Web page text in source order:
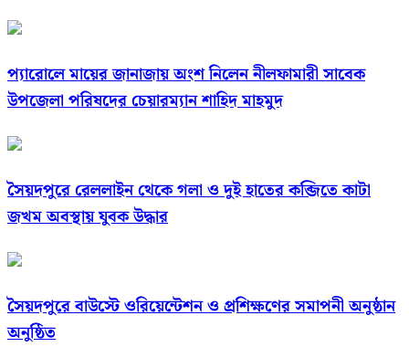
প্যারোলে মায়ের জানাজায় অংশ নিলেন নীলফামারী সাবেক
উপজেলা পরিষদের চেয়ারম্যান শাহিদ মাহমুদ
সৈয়দপুরে রেললাইন থেকে গলা ও দুই হাতের কব্জিতে কাটা
জখম অবস্থায় যুবক উদ্ধার
সৈয়দপুরে বাউস্টে ওরিয়েন্টেশন ও প্রশিক্ষণের সমাপনী অনুষ্ঠান
অনুষ্ঠিত